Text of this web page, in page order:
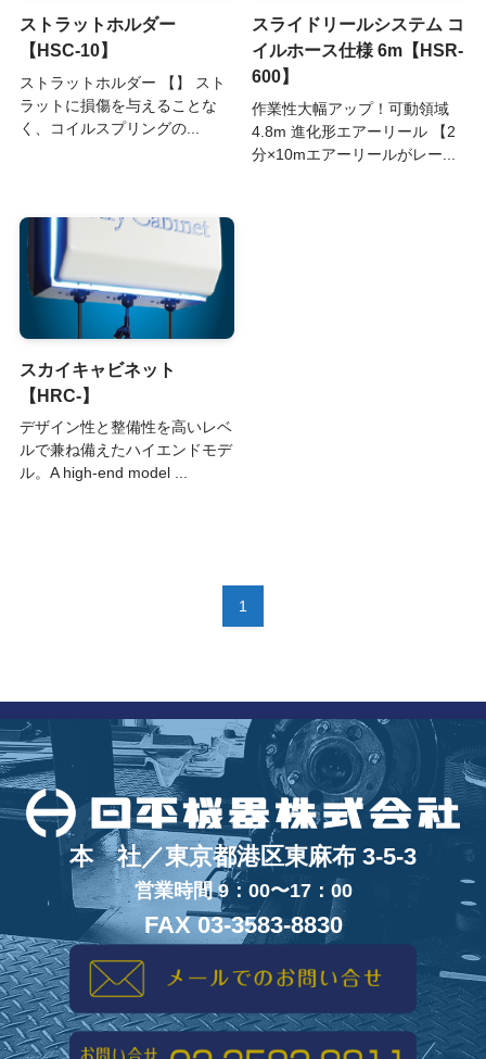
ストラットホルダー
【HSC-10】
ストラットホルダー 【】 スト
ラットに損傷を与えることな
く、コイルスプリングの...
スライドリールシステム コ
イルホース仕様 6m【HSR-
600】
作業性大幅アップ！可動領域
4.8m 進化形エアーリール 【2
分×10mエアーリールがレー...
スカイキャビネット
【HRC-】
デザイン性と整備性を高いレベ
ルで兼ね備えたハイエンドモデ
ル。A high-end model ...
1
本 社／東京都港区東麻布 3-5-3
営業時間 9：00〜17：00
FAX 03-3583-8830